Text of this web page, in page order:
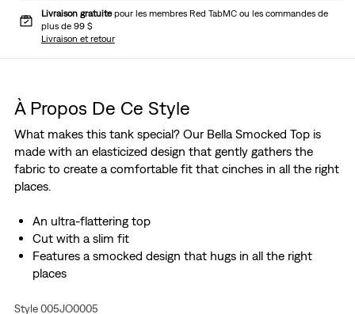
Livraison gratuitepour les membres Red TabMC ou les commandes de
plus de 99 $
Livraison et retour
À Propos De Ce Style
What makes this tank special? Our Bella Smocked Top is
made with an elasticized design that gently gathers the
fabric to create a comfortable fit that cinches in all the right
places.
An ultra-flattering top
Cut with a slim fit
Features a smocked design that hugs in all the right
places
Style 005JO0005